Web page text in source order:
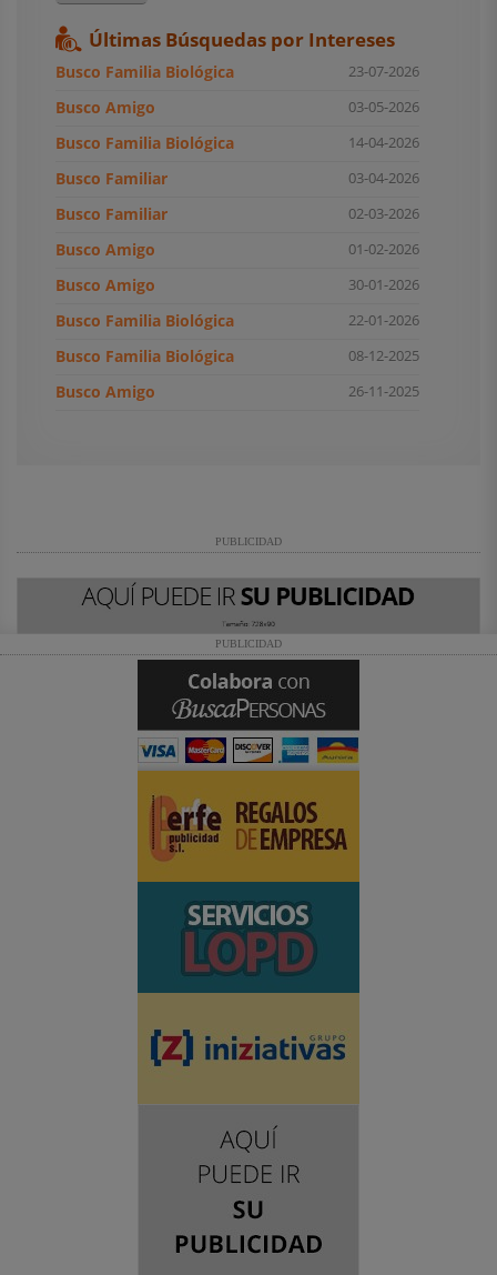
Últimas Búsquedas por Intereses
Busco Familia Biológica 23-07-2026
Busco Amigo 03-05-2026
Busco Familia Biológica 14-04-2026
Busco Familiar 03-04-2026
Busco Familiar 02-03-2026
Busco Amigo 01-02-2026
Busco Amigo 30-01-2026
Busco Familia Biológica 22-01-2026
Busco Familia Biológica 08-12-2025
Busco Amigo 26-11-2025
PUBLICIDAD
PUBLICIDAD